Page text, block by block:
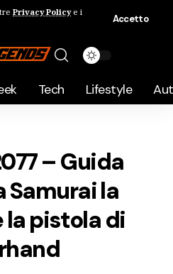
Privacy Policye i
Accetto
Tech Lifestyle
– Guida
Samurai la
la pistola di